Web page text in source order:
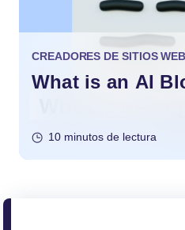
CREADORES DE SITIOS WEB
What is an AI
10 minutos de lectura